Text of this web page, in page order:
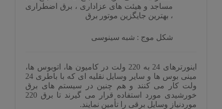
مساجد و هیئت های عزاداری ، برق اضطراری
، بهترین جایگزین موتور برق
شکل موج : شبه سینوسی
اینورترهای 24 به 220 ولت در کامیون ها، اتوبوس ها،
مینی بوس ها و سایر وسایل نقلیه ای که با باطری 24
ولت کار می کنند و هم چنین در سیستم های برق
خورشیدی مورد استفاده قرار می گیرند تا برق 220
موردنیاز وسایل برقی را تأمین نمایند.